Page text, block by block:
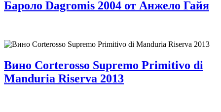
Бароло Dagromis 2004 от Анжело Гайя
Вино Corterosso Supremo Primitivo di
Manduria Riserva 2013